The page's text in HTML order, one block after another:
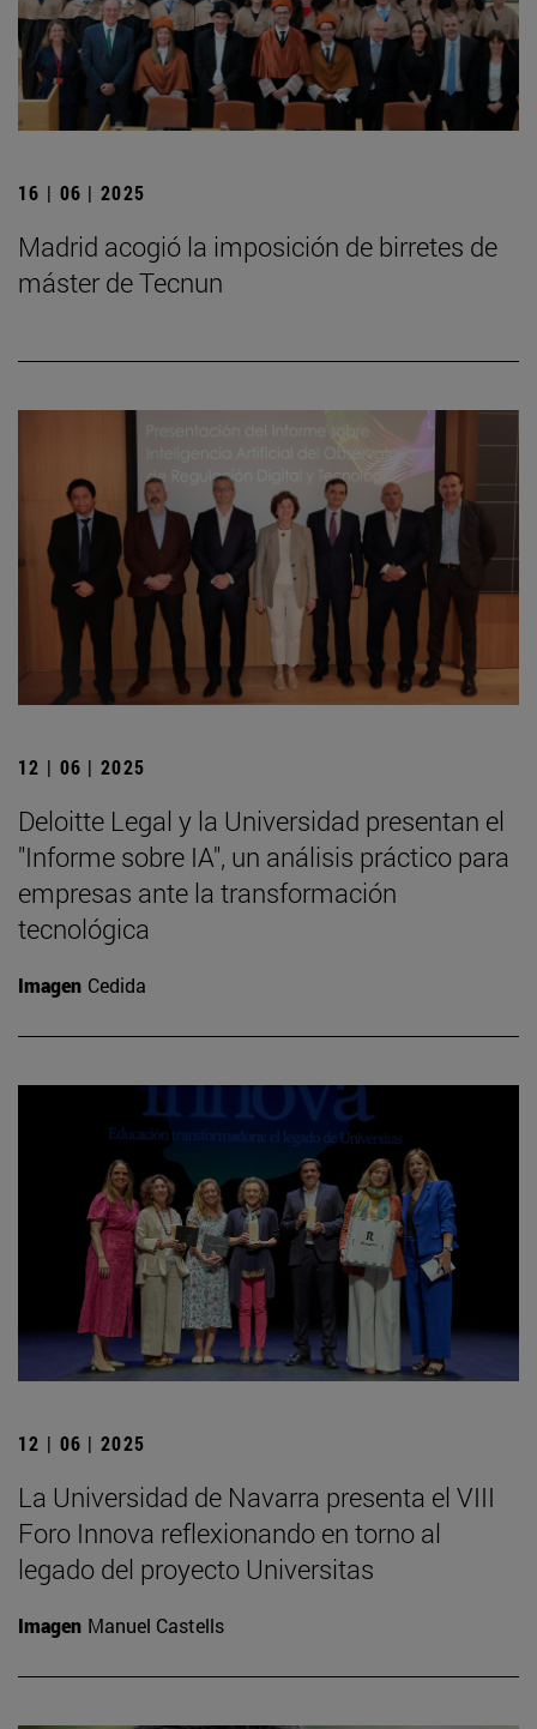
16 | 06 | 2025
Madrid acogió la imposición de birretes de
máster de Tecnun
12 | 06 | 2025
Deloitte Legal y la Universidad presentan el
"Informe sobre IA", un análisis práctico para
empresas ante la transformación
tecnológica
Imagen Cedida
12 | 06 | 2025
La Universidad de Navarra presenta el VIII
Foro Innova reflexionando en torno al
legado del proyecto Universitas
Imagen Manuel Castells